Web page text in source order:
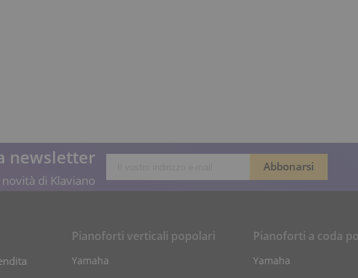
newsletter
di Klaviano
Pianoforti verticali popolari
Yamaha
Pianoforti a coda
Yamaha